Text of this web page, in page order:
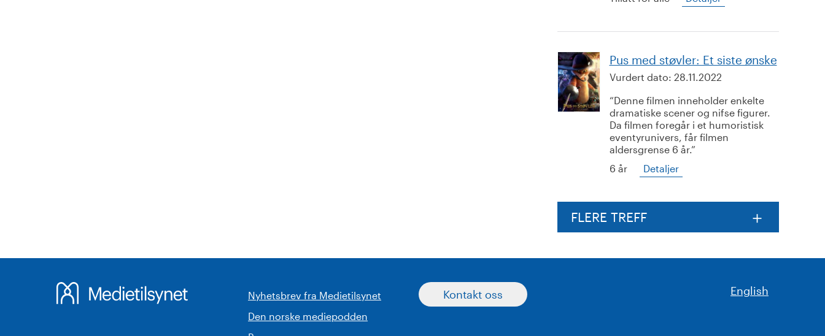
Pus med støvler: Et siste ønske
Vurdert dato: 28.11.2022
Denne filmen inneholder enkelte
dramatiske scener og nifse figurer.
Da filmen foregår i et humoristisk
eventyrunivers, får filmen
aldersgrense 6 år.
6 år
Detaljer
FLERE TREFF
Nyhetsbrev fra Medietilsynet
Den norske mediepodden
Kontakt oss English